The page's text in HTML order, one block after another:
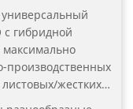
гибридной
максимально
производственных
жестких